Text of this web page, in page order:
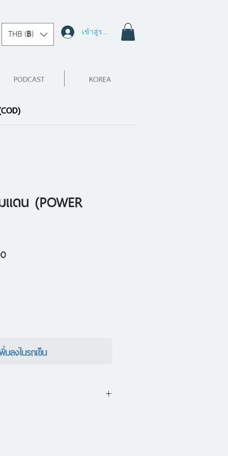
THB (฿) เข้าสู่ระบบ
PODCAST KOREA
ดน (POWER
ราคา
มลงในรถเข็น
อ่านหรือการตีความเชิงวิพากษ์